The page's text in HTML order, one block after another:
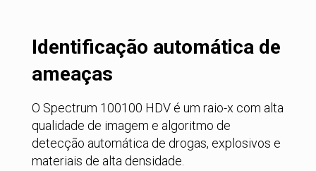
Identificação automática de
ameaças
O Spectrum 100100 HDV é um raio-x com alta
qualidade de imagem e algoritmo de
detecção automática de drogas, explosivos e
materiais de alta densidade.